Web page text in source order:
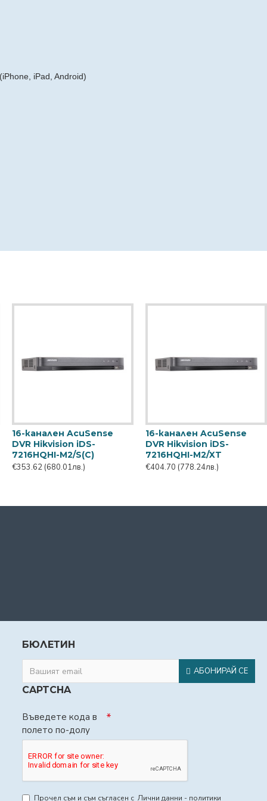
iPad, Android)
16-канален AcuSense
DVR Hikvision iDS-
7216HQHI-M2/S(C)
€353.62 (680.01лв.)
16-канален AcuSense
DVR Hikvision iDS-
7216HQHI-M2/XT
€404.70 (778.24лв.)
БЮЛЕТИН
АБОНИРАЙ СЕ
CAPTCHA
Въведете кода в
полето по-долу
Прочел съм и съм съгласен с Лични данни - политики